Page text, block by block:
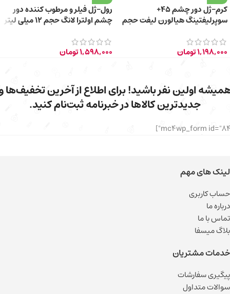
کرم-ژل دور چشم 45+
سوپرلیفتینگ هیالورن لیفت حجم
1,198,000تومان
رول-ژل فیلر و مرطوب کننده دور
چشم اولترا لانگ حجم 12 میلی لیتر
1,598,000تومان
اولین نفر باشید! برای اطلاع از آخرین تخفیف‌ها
جدیدترین کالاها در خبرنامه ثبت‌نام کنید.
لینک های مهم
حساب کاربری
درباره ما
تماس با ما
بلاگ میسفا
خدمات مشتریان
پیگیری سفارشات
سوالات متداول